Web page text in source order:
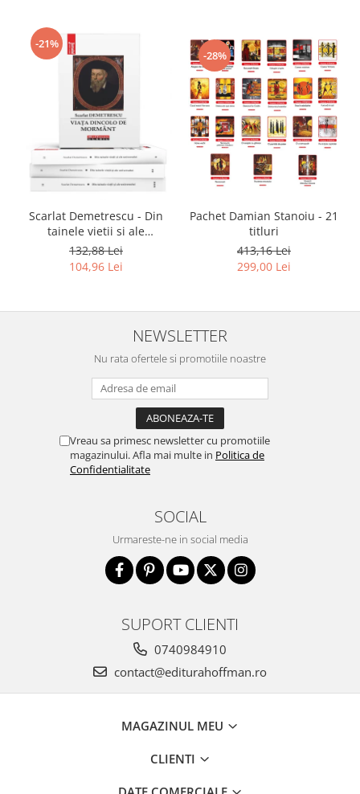
-21%
Scarlat Demetrescu - Din
tainele vietii si ale
universului, Volumele I-III +
Viata dincolo de mormant
132,88 Lei
104,96 Lei
-28%
Pachet Damian Stanoiu - 21
titluri
413,16 Lei
299,00 Lei
NEWSLETTER
Nu rata ofertele si promotiile noastre
Vreau sa primesc newsletter cu promotiile
magazinului. Afla mai multe in Politica de
Confidentialitate
SOCIAL
Urmareste-ne in social media
SUPORT CLIENTI
0740984910
contact@editurahoffman.ro
MAGAZINUL MEU
CLIENTI